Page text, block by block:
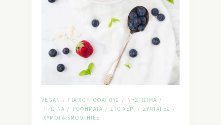
VEGAN / ΓΙΑ ΧΟΡΤΟΦΆΓΟΥΣ / ΝΗΣΤΊΣΙΜΑ /
ΠΡΩΙΝΆ / ΡΟΦΉΜΑΤΑ / ΣΤΟ ΧΈΡΙ / ΣΥΝΤΑΓΈΣ /
ΧΥΜΟΊ & SMOΟTHIES